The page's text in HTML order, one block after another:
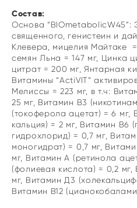
Состав:
Основа “BIOmetabolicW45”:
священного, генистеин и
Клевера, мицелия Майтаке
семян Льна = 147 мг, Цинка
цитрат = 200 мг, Янтарная
Витамины “AсtiVIT”
Мелиссы = 223 мг, в т.ч:
25 мг, Витамин В3
(токоферола ацетат) = 6 мг,
кальция) = 2 мг, Витамин В6
гидрохлорид) = 0,7 мг,
моногидрат) = 0,7 мг,
мг, Витамин А (ретинола
(фолиевая кислота) = 0,2
мг, Витамин Д3
Витамин В12